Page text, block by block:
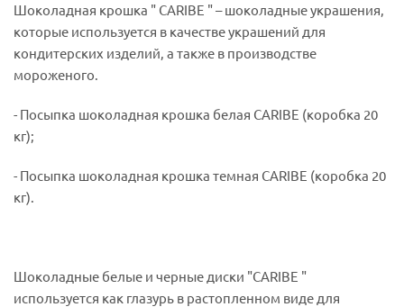
Шоколадная крошка " CARIBE " – шоколадные украшения,
которые используется в качестве украшений для
кондитерских изделий, а также в производстве
мороженого.
- Посыпка шоколадная крошка белая CARIBE (коробка 20
кг);
- Посыпка шоколадная крошка темная CARIBE (коробка 20
кг).
Шоколадные белые и черные диски "CARIBE "
используется как глазурь в растопленном виде для